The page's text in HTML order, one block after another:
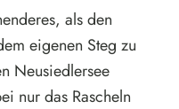
als den
eigenen Steg zu
Neusiedlersee
nur das Rascheln